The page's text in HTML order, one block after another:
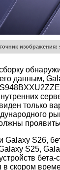
изображения:
данным,
только
Galaxy S26,
S25,
бета-
в скором